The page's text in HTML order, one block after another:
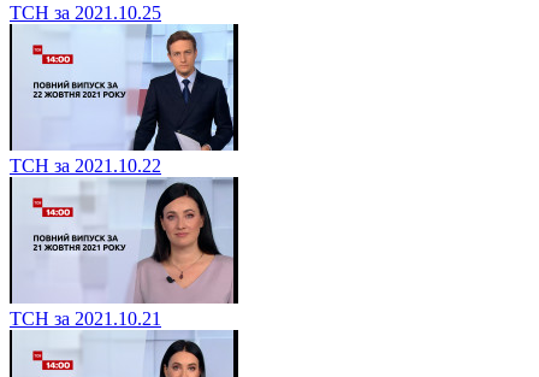
ТСН за 2021.10.25
ТСН за 2021.10.22
ТСН за 2021.10.21